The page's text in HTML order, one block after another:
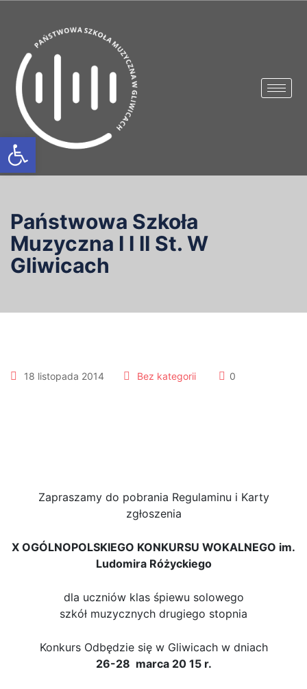
Otwórz pasek narzędzi
Państwowa Szkoła
Muzyczna I I II St. W
Gliwicach
18 listopada 2014 Bez kategorii 0
Zapraszamy do pobrania Regulaminu i Karty
zgłoszenia
X OGÓLNOPOLSKIEGO KONKURSU WOKALNEGO im.
Ludomira Różyckiego
dla uczniów klas śpiewu solowego
szkół muzycznych drugiego stopnia
Konkurs Odbędzie się w Gliwicach w dniach
26-28 marca 20 15 r.